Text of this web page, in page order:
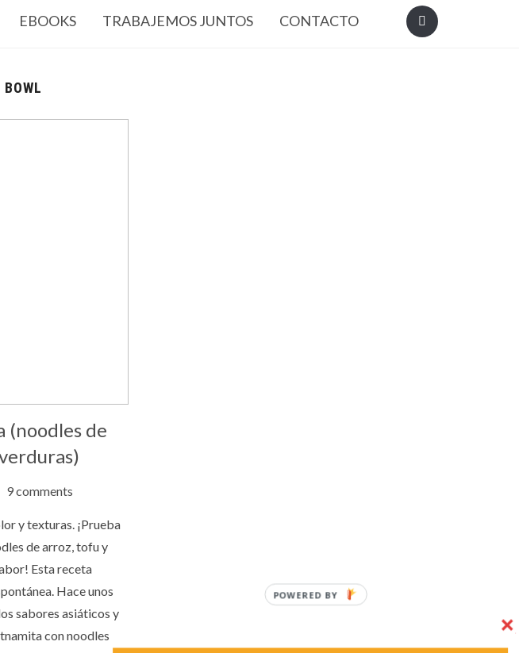
EBOOKS TRABAJEMOS JUNTOS CONTACTO
BOWL
(noodles de
9 comments
y texturas. ¡Prueba
de arroz, tofu y
Esta receta
Hace unos
sabores asiáticos y
con noodles
POWERED BY